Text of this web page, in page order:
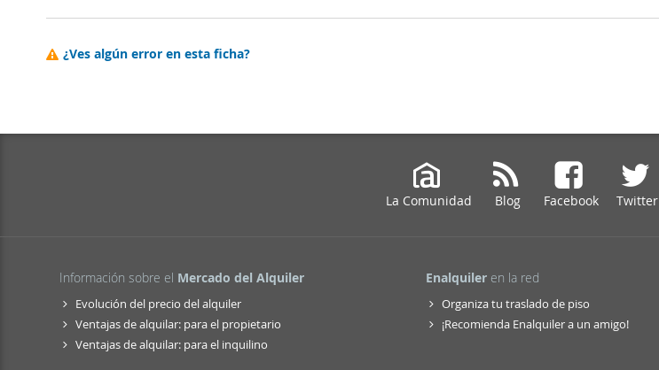
¿Ves algún error en esta ficha?
La Comunidad Blog Facebook Twitter
Información sobre el Mercado del Alquiler
Evolución del precio del alquiler
Ventajas de alquilar: para el propietario
Ventajas de alquilar: para el inquilino
Enalquiler en la red
Organiza tu traslado de piso
¡Recomienda Enalquiler a un amigo!